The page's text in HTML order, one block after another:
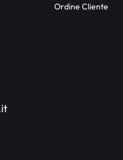
Ordine Cliente